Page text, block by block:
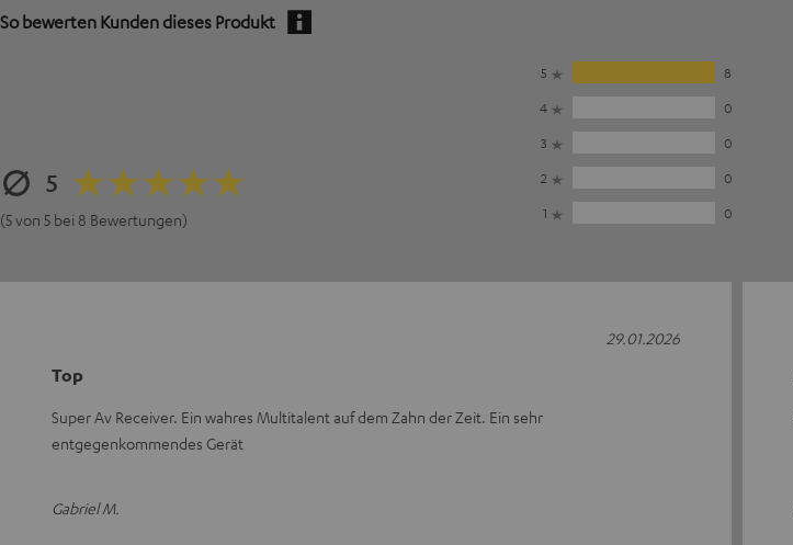
So bewerten Kunden dieses Produkt
5
(5 von 5 bei 8 Bewertungen)
5
8
4
0
3
0
2
0
1
0
Top
Super Av Receiver. Ein wahres Multitalent auf dem Zahn der Zeit. Ein sehr
entgegenkommendes Gerät
Gabriel M.
29.01.2026